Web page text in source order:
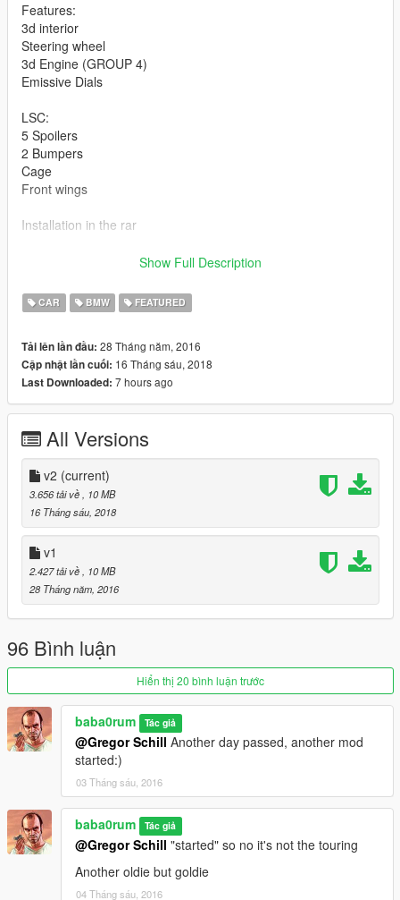
Features:
3d interior
Steering wheel
3d Engine (GROUP 4)
Emissive Dials
LSC:
5 Spoilers
2 Bumpers
Cage
Front wings
Installation in the rar
Credits:
Engine from NFS Shift 2
Show Full Description
CAR BMW FEATURED
Tải lên lần đầu: 28 Tháng năm, 2016
Cập nhật lần cuối: 16 Tháng sáu, 2018
Last Downloaded: 7 hours ago
All Versions
v2 (current)
3.656 tải về, 10 MB
16 Tháng sáu, 2018
v1
2.427 tải về, 10 MB
28 Tháng năm, 2016
96 Bình luận
Hiển thị 20 bình luận trước
baba0rum Tác giả
@Gregor Schill Another day passed, another mod
started:)
03 Tháng sáu, 2016
baba0rum Tác giả
@Gregor Schill "started" so no it's not the touring
Another oldie but goldie
04 Tháng sáu, 2016